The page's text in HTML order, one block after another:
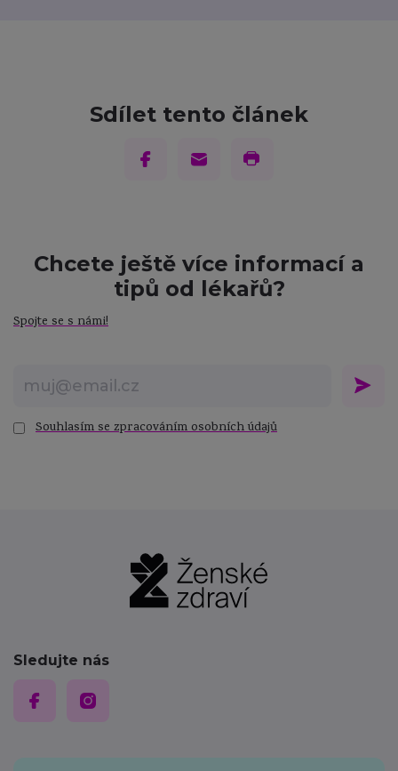
Sdílet tento článek
Chcete ještě více informací a
tipů od lékařů?
Spojte se s námi!
Souhlasím se zpracováním osobních údajů
Sledujte nás